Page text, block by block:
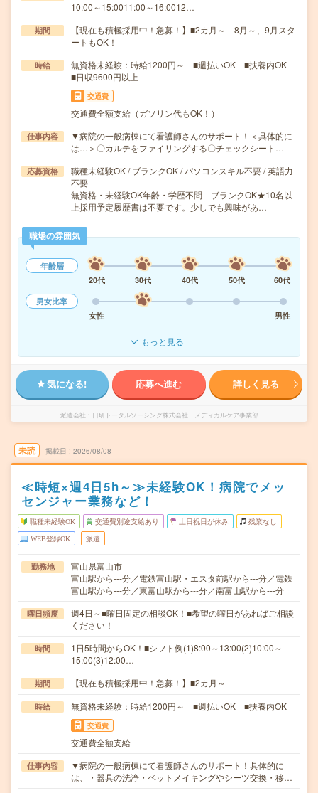
10:00～15:0011:00～16:0012…
期間
【現在も積極採用中！急募！】■2カ月～ 8月～、9月スタ
ートもOK！
時給
無資格未経験：時給1200円～ ■週払いOK ■扶養内OK
■日収9600円以上
交通費
交通費全額支給（ガソリン代もOK！）
仕事内容
▼病院の一般病棟にて看護師さんのサポート！＜具体的に
は…＞〇カルテをファイリングする〇チェックシート…
応募資格
職種未経験OK / ブランクOK / パソコンスキル不要 / 英語力
不要
無資格・未経験OK年齢・学歴不問 ブランクOK★10名以
上採用予定履歴書は不要です。少しでも興味があ…
職場の雰囲気
年齢層
20代
30代 40代 50代
60代
男女比率
女性
男性
もっと見る
気になる! 応募へ進む 詳しく見る
派遣会社 日研トータルソーシング株式会社 メディカルケア事業部
未読 掲載日 2026/08/08
≪時短×週4日5h～≫未経験OK！病院でメッ
センジャー業務など！
職種未経験OK 交通費別途支給あり 土日祝日が休み 残業なし
WEB登録OK 派遣
勤務地
富山県富山市
富山駅から---分／電鉄富山駅・エスタ前駅から---分／電鉄
富山駅から---分／東富山駅から---分／南富山駅から---分
曜日頻度
週4日～■曜日固定の相談OK！■希望の曜日があればご相談
ください！
時間
1日5時間からOK！■シフト例(1)8:00～13:00(2)10:00～
15:00(3)12:00…
期間 【現在も積極採用中！急募！】■2カ月～
時給 無資格未経験：時給1200円～ ■週払いOK ■扶養内OK
交通費
交通費全額支給
仕事内容
▼病院の一般病棟にて看護師さんのサポート！具体的に
は、・器具の洗浄・ベットメイキングやシーツ交換・移…